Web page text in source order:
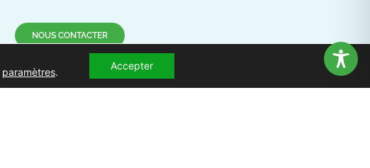
NOUS CONTACTER
Suivez-nous !
paramètres.
Accepter